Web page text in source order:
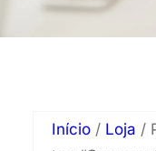
Início / Loja /